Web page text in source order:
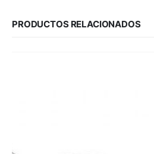
PRODUCTOS RELACIONADOS